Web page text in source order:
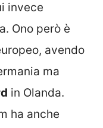
invece
Ono però è
avendo
ma
in Olanda.
ha anche